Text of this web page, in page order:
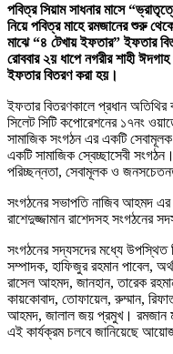
পবিত্র সিয়াম সাধনার মাসে
নিয়ে পবিত্র মাহে রমজানের শুরু
মাঝে “৪ টেখায় ইফতার” ইফতার
রোববার ২য় ধাপে নগরীর শাহী
ইফতার বিতরণ করা হয়।
ইফতার বিতরণকালে প্রধান অতিথির
সিলেট সিটি কপোরেশনের ১৭নং
সামাজিক সংগঠন এর একটি
একটি সামাজিক স্বেচ্ছাসেবী
পরিচ্ছন্নতা, সেবামূলক ও
সংগঠনের সভাপতি নাজিব আহমদ এর
রাশেদুজ্জামান রাশেদসহ সংগঠনের
সংগঠনের সদ্যসদের মধ্যে উপস্থিত
সম্পাদক, হাফিজুর রহমান পাবেল,
রাসেল আহমদ, জানহান, তারেক
কায়কোবাদ, তোফায়েল, রুম্মান,
আহমদ, জালাল জয় প্রমুখ। রমজান
এই কার্যক্রম চলবে জানিয়েছে